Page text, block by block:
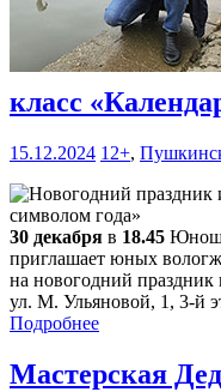
класс
15.12.2024 12+,
30 декабря в 18.45
приглашает юных
на новогодний праздник
ул. М. Ульяновой, 1, 3-й
Подробнее
Мастерская